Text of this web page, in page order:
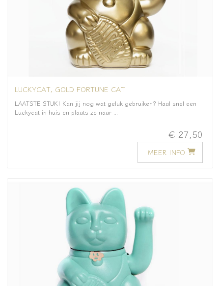
LUCKYCAT, GOLD FORTUNE CAT
LAATSTE STUK! Kan jij nog wat geluk gebruiken? Haal snel een
Luckycat in huis en plaats ze naar ...
€ 27,50
MEER INFO